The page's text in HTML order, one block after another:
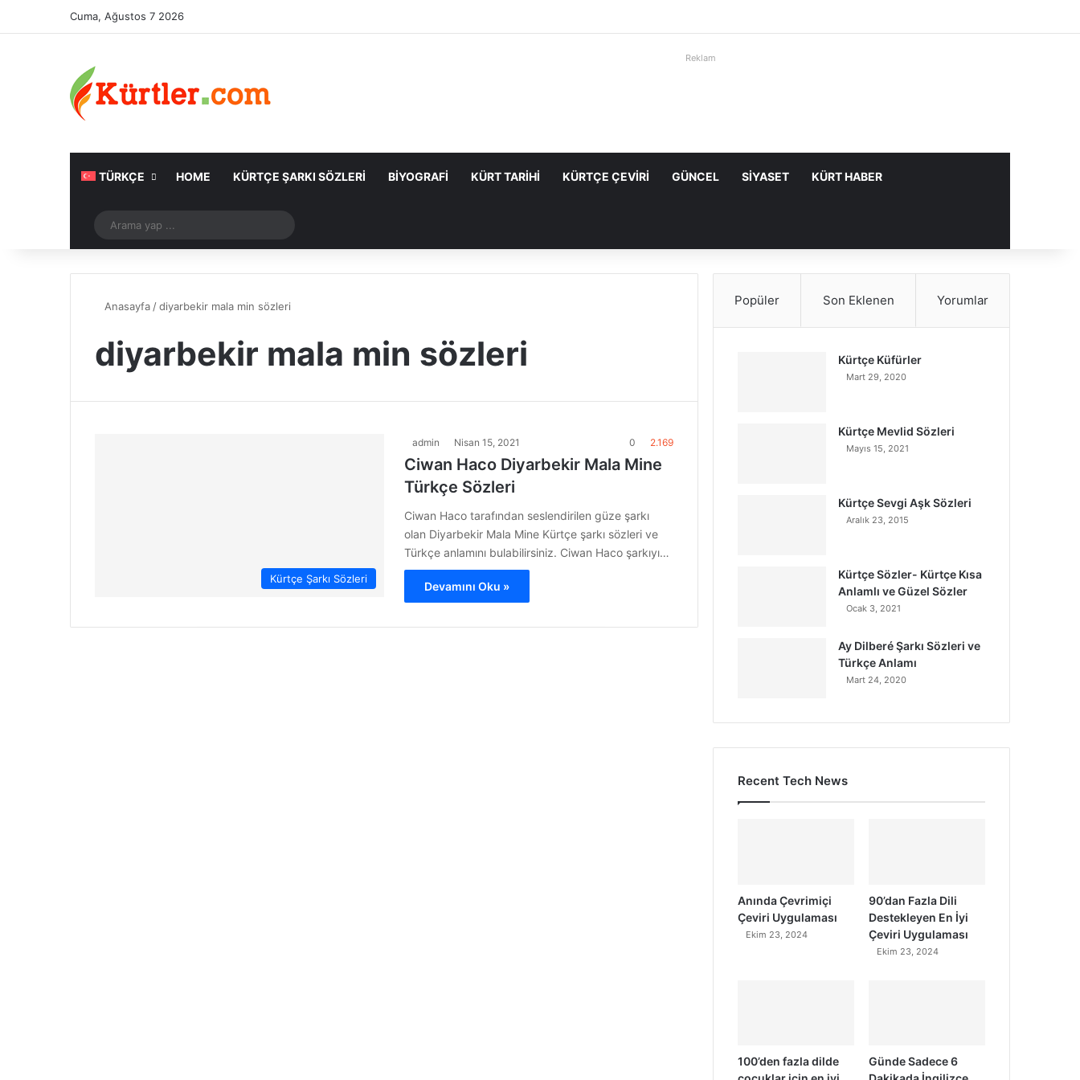
Cuma, Ağustos 7 2026
Reklam
TÜRKÇE HOME KÜRTÇE ŞARKI SÖZLERI BIYOGRAFI KÜRT TARIHI KÜRTÇE ÇEVIRI GÜNCEL SIYASET KÜRT HABER
Rastgele Makale
yap
Anasayfa /diyarbekir mala min sözleri
diyarbekir mala min sözleri
Kürtçe Şarkı Sözleri
admin Nisan 15, 2021 0 2.169
Ciwan Haco Diyarbekir Mala Mine
Türkçe Sözleri
Ciwan Haco tarafından seslendirilen güze şarkı
olan Diyarbekir Mala Mine Kürtçe şarkı sözleri ve
Türkçe anlamını bulabilirsiniz. Ciwan Haco şarkıyı…
Devamını Oku »
Popüler Son Eklenen Yorumlar
Kürtçe Küfürler
Mart 29, 2020
Kürtçe Mevlid Sözleri
Mayıs 15, 2021
Kürtçe Sevgi Aşk Sözleri
Aralık 23, 2015
Kürtçe Sözler- Kürtçe Kısa
Anlamlı ve Güzel Sözler
Ocak 3, 2021
Ay Dilberé Şarkı Sözleri ve
Türkçe Anlamı
Mart 24, 2020
Recent Tech News
Anında Çevrimiçi
Çeviri Uygulaması
Ekim 23, 2024
90’dan Fazla Dili
Destekleyen En İyi
Çeviri Uygulaması
Ekim 23, 2024
100’den fazla dilde
Günde Sadece 6